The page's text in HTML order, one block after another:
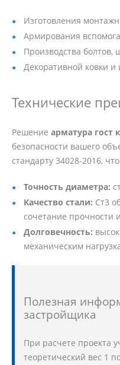
Изготовления
Армирования
Производства болтов,
Декоративной ковки и
Технические
Решение арматура гост
безопасности вашего
стандарту 34028-2016,
Точность диаметра:
Качество стали: Ст3
сочетание прочности
Долговечность:
механическим
Полезная
застройщика
При расчете проекта
теоретический вес 1